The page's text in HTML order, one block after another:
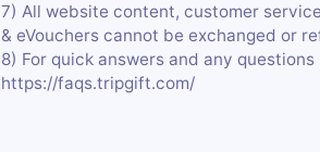
7) All website content, customer
& eVouchers cannot be exchanged or
8) For quick answers and any
https://faqs.tripgift.com/